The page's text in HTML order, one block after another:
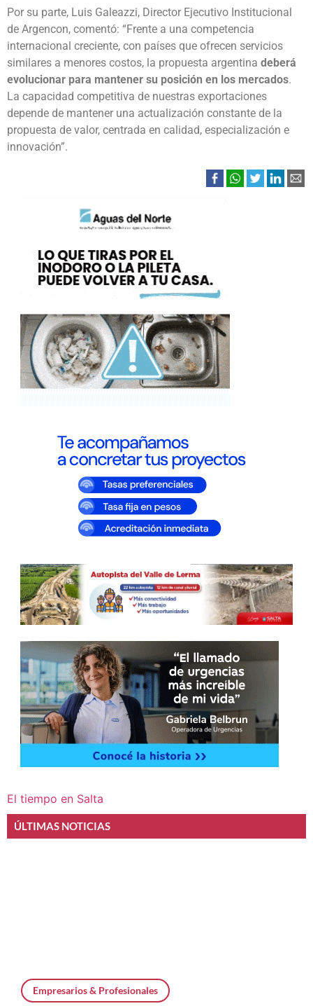
Por su parte, Luis Galeazzi, Director Ejecutivo Institucional
de Argencon, comentó: “Frente a una competencia
internacional creciente, con países que ofrecen servicios
similares a menores costos, la propuesta argentina deberá
evolucionar para mantener su posición en los mercados.
La capacidad competitiva de nuestras exportaciones
depende de mantener una actualización constante de la
propuesta de valor, centrada en calidad, especialización e
innovación”.
El tiempo en Salta
ÚLTIMAS NOTICIAS
Empresarios & Profesionales